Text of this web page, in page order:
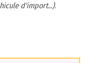
d'import...).